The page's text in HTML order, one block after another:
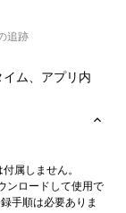
追跡
イム、アプリ内
属しません。
ンロードして使用で
手順は必要ありま